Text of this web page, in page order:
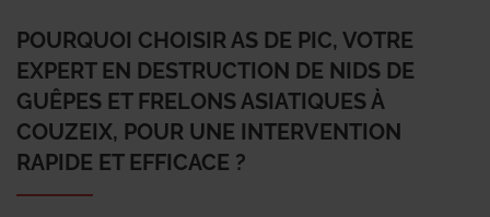
POURQUOI CHOISIR AS DE PIC, VOTRE
EXPERT EN DESTRUCTION DE NIDS DE
GUÊPES ET FRELONS ASIATIQUES À
COUZEIX, POUR UNE INTERVENTION
RAPIDE ET EFFICACE ?